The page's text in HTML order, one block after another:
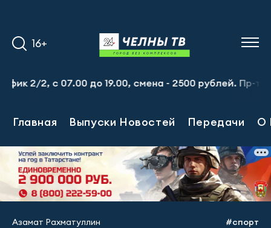
16+
07.00 до 19.00, смена - 2500 рублей. Пр-т
Главная Выпуски Новостей Передачи О
Азамат Рахматуллин #спорт